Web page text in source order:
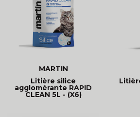
MARTIN
Litière silice
agglomérante RAPID
CLEAN 5L - (X6)